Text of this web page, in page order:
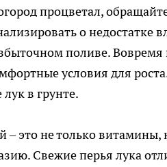
процветал,
о
поливе.
условия для
в грунте.
это не только
Свежие перья лука